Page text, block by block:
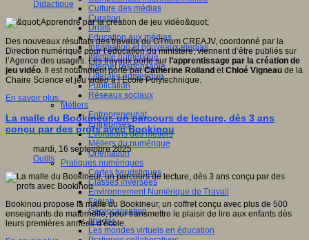
Culture des médias
Curation
Droits
Education aux médias
Information et nouveaux médias
Identité numérique
Internet responsable
Littératie numérique
Publication
Réseaux sociaux
Métiers
Entrepreneuriat
Entreprises
Evolutions des métiers
Métiers du numérique
Orientation
Pratiques numériques
Cartes heuristiques
Classes inversées
Environnement Numérique de Travail
Fablab
Géolocalisation
Images
Les mondes virtuels en éducation
Didactique
Des nouveaux résultats des travaux du GTnum CREAJV, coordonné par la
Direction numérique pour l’éducation du ministère, viennent d’être publiés sur
l’Agence des usages. Les travaux porte sur l’apprentissage par la création de
jeu vidéo. Il est notamment porté parCatherine Rolland etChloé Vigneau de la
Chaire Science et jeu vidéo à l’Ecole Polytechnique.
En savoir plus...
La malle du Bookineur, un parcours de lecture, dès 3 ans
conçu par des profs avec Bookinou
mardi, 16 septembre 2025
Outils
Bookinou propose la malle du Bookineur, un coffret conçu avec plus de 500
enseignants de maternelle, pour transmettre le plaisir de lire aux enfants dès
leurs premières années d’école.